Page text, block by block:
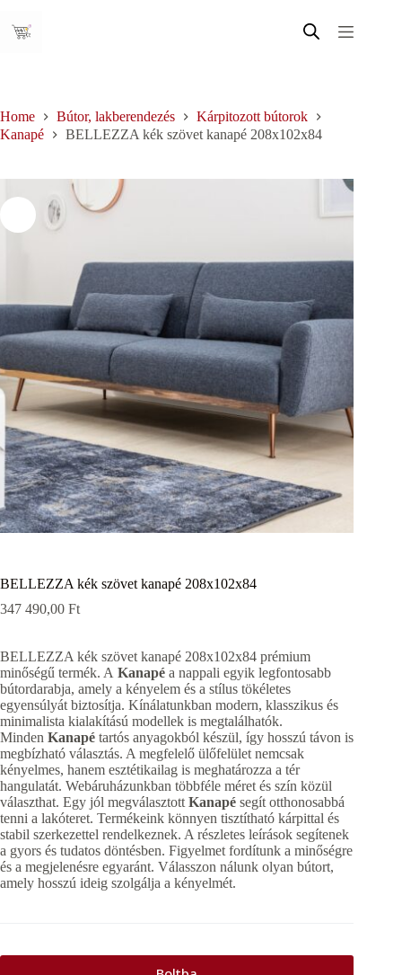
content
Home Bútor, lakberendezés
Kárpitozott bútorok
Kanapé
BELLEZZA kék szövet kanapé 208x102x84
BELLEZZA kék szövet kanapé 208x102x84
347 490,00 Ft
BELLEZZA kék szövet kanapé 208x102x84 prémium
minőségű termék. A Kanapé a nappali egyik legfontosabb
bútordarabja, amely a kényelem és a stílus tökéletes
egyensúlyát biztosítja. Kínálatunkban modern, klasszikus és
minimalista kialakítású modellek is megtalálhatók.
Minden Kanapé tartós anyagokból készül, így hosszú távon is
megbízható választás. A megfelelő ülőfelület nemcsak
kényelmes, hanem esztétikailag is meghatározza a tér
hangulatát. Webáruházunkban többféle méret és szín közül
választhat. Egy jól megválasztott Kanapé segít otthonosabbá
tenni a lakóteret. Termékeink könnyen tisztítható kárpittal és
stabil szerkezettel rendelkeznek. A részletes leírások segítenek
a gyors és tudatos döntésben. Figyelmet fordítunk a minőségre
és a megjelenésre egyaránt. Válasszon nálunk olyan bútort,
amely hosszú ideig szolgálja a kényelmét.